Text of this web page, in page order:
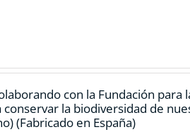
con la Fundación
la biodiversidad de
(Fabricado en España)